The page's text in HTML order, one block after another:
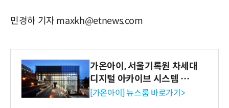
민경하 기자 maxkh@etnews.com
가온아이, 서울기록원 차세대
디지털 아카이브 시스템 구축
수행
[가온아이] 뉴스룸 바로가기>